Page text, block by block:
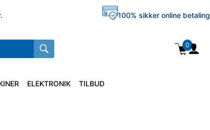
100% sikker online betaling
0
ELEKTRONIK TILBUD